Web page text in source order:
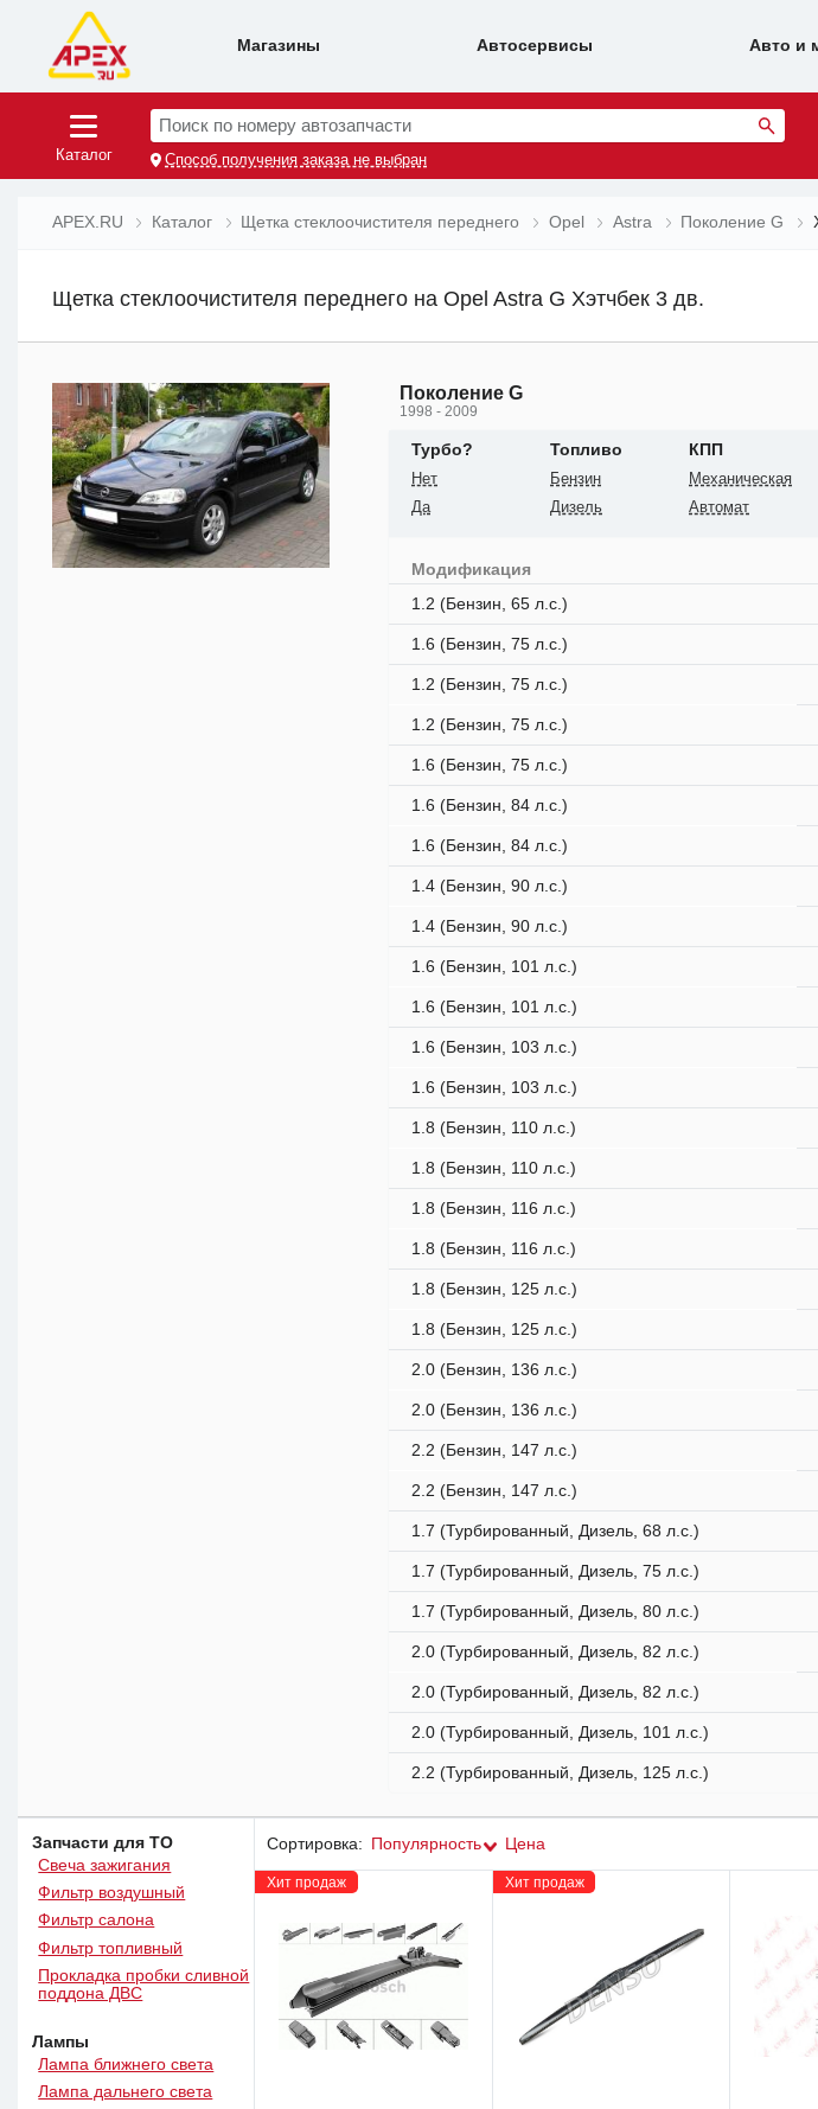
Магазины Автосервисы Авто и
Каталог
Поиск по номеру автозапчасти
Способ получения заказа не выбран
APEX.RU Каталог Щетка стеклоочистителя переднего Opel Astra Поколение G
Щетка стеклоочистителя переднего на Opel Astra G Хэтчбек 3 дв.
Поколение G
1998 - 2009
Турбо?
Нет
Да
Топливо
Бензин
Дизель
КПП
Механическая
Автомат
Модификация
1.2 (Бензин, 65 л.с.)
1.6 (Бензин, 75 л.с.)
1.2 (Бензин, 75 л.с.)
1.2 (Бензин, 75 л.с.)
1.6 (Бензин, 75 л.с.)
1.6 (Бензин, 84 л.с.)
1.6 (Бензин, 84 л.с.)
1.4 (Бензин, 90 л.с.)
1.4 (Бензин, 90 л.с.)
1.6 (Бензин, 101 л.с.)
1.6 (Бензин, 101 л.с.)
1.6 (Бензин, 103 л.с.)
1.6 (Бензин, 103 л.с.)
1.8 (Бензин, 110 л.с.)
1.8 (Бензин, 110 л.с.)
1.8 (Бензин, 116 л.с.)
1.8 (Бензин, 116 л.с.)
1.8 (Бензин, 125 л.с.)
1.8 (Бензин, 125 л.с.)
2.0 (Бензин, 136 л.с.)
2.0 (Бензин, 136 л.с.)
2.2 (Бензин, 147 л.с.)
2.2 (Бензин, 147 л.с.)
1.7 (Турбированный, Дизель, 68 л.с.)
1.7 (Турбированный, Дизель, 75 л.с.)
1.7 (Турбированный, Дизель, 80 л.с.)
2.0 (Турбированный, Дизель, 82 л.с.)
2.0 (Турбированный, Дизель, 82 л.с.)
2.0 (Турбированный, Дизель, 101 л.с.)
2.2 (Турбированный, Дизель, 125 л.с.)
Запчасти для ТО
Свеча зажигания
Фильтр воздушный
Фильтр салона
Фильтр топливный
Прокладка пробки сливной
поддона ДВС
Лампы
Лампа ближнего света
Лампа дальнего света
Сортировка: Популярность Цена
Хит продаж Хит продаж